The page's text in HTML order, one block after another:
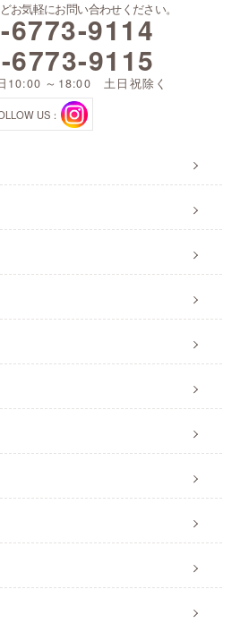
お気軽にお問い合わせください。
6773-9114
6773-9115
10:00 ～18:00 土日祝除く
US：